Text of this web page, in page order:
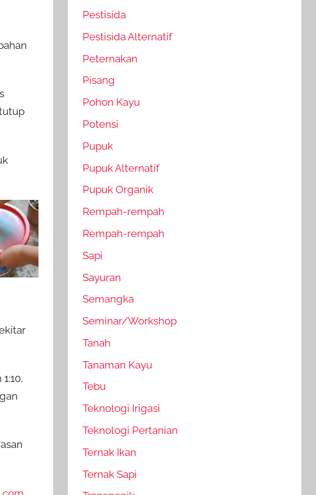
Pestisida
Pestisida Alternatif
Peternakan
Pisang
Pohon Kayu
Potensi
Pupuk
Pupuk Alternatif
Pupuk Organik
Rempah-rempah
Rempah-rempah
Sapi
Sayuran
Semangka
Seminar/Workshop
Tanah
Tanaman Kayu
Tebu
Teknologi Irigasi
Teknologi Pertanian
Ternak Ikan
Ternak Sapi